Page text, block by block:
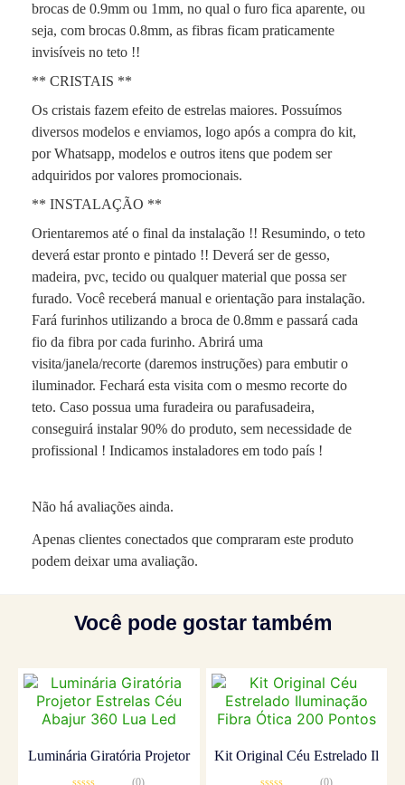
brocas de 0.9mm ou 1mm, no qual o furo fica aparente, ou
seja, com brocas 0.8mm, as fibras ficam praticamente
invisíveis no teto !!
** CRISTAIS **
Os cristais fazem efeito de estrelas maiores. Possuímos
diversos modelos e enviamos, logo após a compra do kit,
por Whatsapp, modelos e outros itens que podem ser
adquiridos por valores promocionais.
** INSTALAÇÃO **
Orientaremos até o final da instalação !! Resumindo, o teto
deverá estar pronto e pintado !! Deverá ser de gesso,
madeira, pvc, tecido ou qualquer material que possa ser
furado. Você receberá manual e orientação para instalação.
Fará furinhos utilizando a broca de 0.8mm e passará cada
fio da fibra por cada furinho. Abrirá uma
visita/janela/recorte (daremos instruções) para embutir o
iluminador. Fechará esta visita com o mesmo recorte do
teto. Caso possua uma furadeira ou parafusadeira,
conseguirá instalar 90% do produto, sem necessidade de
profissional ! Indicamos instaladores em todo país !
Não há avaliações ainda.
Apenas clientes conectados que compraram este produto
podem deixar uma avaliação.
Você pode gostar também
Luminária Giratória Projetor
(0)
Kit Original Céu Estrelado Il
(0)